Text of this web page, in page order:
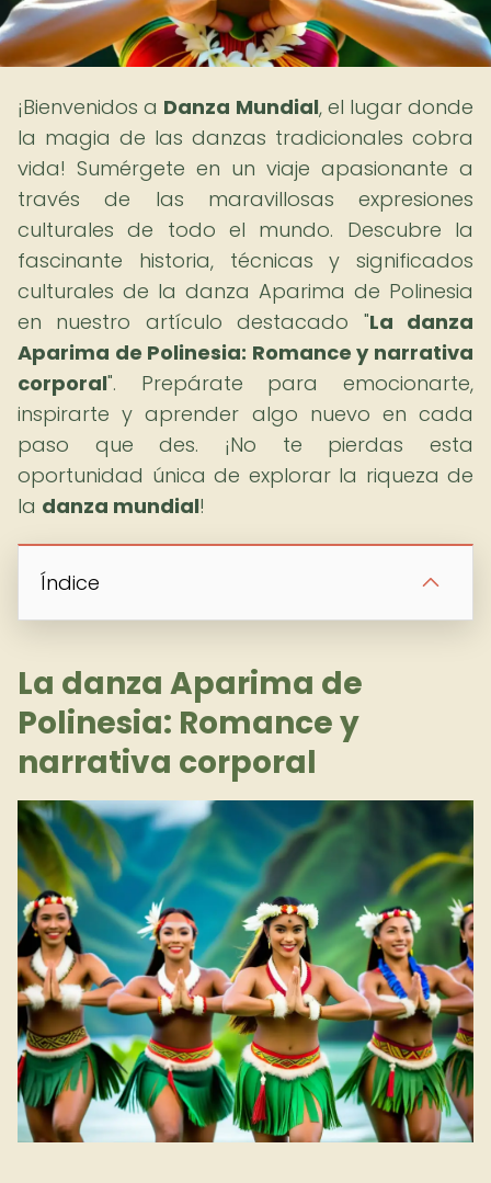
¡Bienvenidos a Danza Mundial, el lugar donde
la magia de las danzas tradicionales cobra
vida! Sumérgete en un viaje apasionante a
través de las maravillosas expresiones
culturales de todo el mundo. Descubre la
fascinante historia, técnicas y significados
culturales de la danza Aparima de Polinesia
en nuestro artículo destacado "La danza
Aparima de Polinesia: Romance y narrativa
corporal". Prepárate para emocionarte,
inspirarte y aprender algo nuevo en cada
paso que des. ¡No te pierdas esta
oportunidad única de explorar la riqueza de
la danza mundial!
Índice
La danza Aparima de
Polinesia: Romance y
narrativa corporal